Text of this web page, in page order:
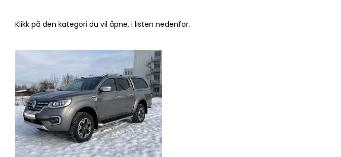
Klikk på den kategori du vil åpne, i listen nedenfor.